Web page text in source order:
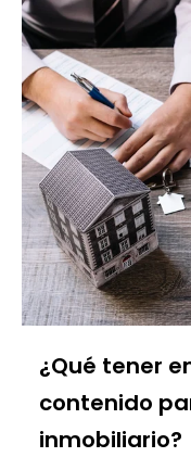
¿Qué tener
contenido
inmobiliario?